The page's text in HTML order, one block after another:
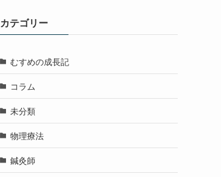
カテゴリー
むすめの成長記
コラム
未分類
物理療法
鍼灸師